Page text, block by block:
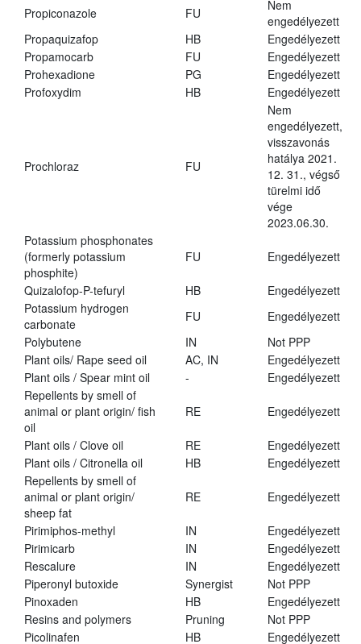
Propiconazole FU
Nem
engedélyezett
Propaquizafop
HB
Engedélyezett
Propamocarb
FU
Engedélyezett
Prohexadione
PG
Engedélyezett
Profoxydim
HB Engedélyezett
Prochloraz FU
Nem
engedélyezett,
visszavonás
hatálya 2021.
12. 31., végső
türelmi idő
vége
2023.06.30.
Potassium phosphonates
(formerly potassium
phosphite)
FU Engedélyezett
Quizalofop-P-tefuryl HB
Engedélyezett
Potassium hydrogen
carbonate
FU
Engedélyezett
Polybutene
IN
Not PPP
Plant oils/ Rape seed oil
AC, IN
Engedélyezett
Plant oils / Spear mint oil
-
Engedélyezett
Repellents by smell of
animal or plant origin/ fish
oil
RE Engedélyezett
Plant oils / Clove oil RE
Engedélyezett
Plant oils / Citronella oil
HB
Engedélyezett
Repellents by smell of
animal or plant origin/
sheep fat
RE Engedélyezett
Pirimiphos-methyl IN
Engedélyezett
Pirimicarb
IN
Engedélyezett
Rescalure
IN
Engedélyezett
Piperonyl butoxide
Synergist
Not PPP
Pinoxaden
HB
Engedélyezett
Resins and polymers
Pruning
Not PPP
Picolinafen
HB
Engedélyezett